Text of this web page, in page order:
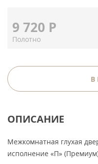
9 720 Р
Полотно
В
ОПИСАНИЕ
Межкомнатная глухая
исполнение «П»